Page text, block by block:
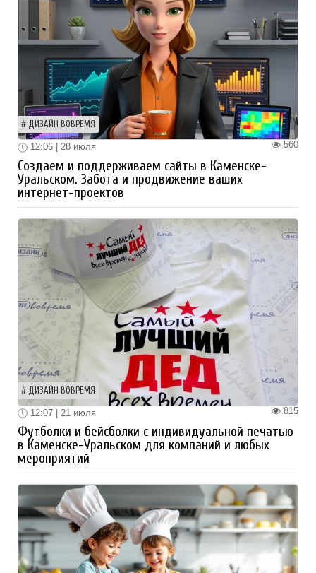
ДИЗАЙН ВОВРЕМЯ
560
12:06 | 28 июля
Создаем и поддерживаем сайты в Каменске-
Уральском. Забота и продвижение ваших
интернет-проектов
ДИЗАЙН ВОВРЕМЯ
815
12:07 | 21 июля
Футболки и бейсболки с индивидуальной печатью
в Каменске-Уральском для компаний и любых
мероприятий